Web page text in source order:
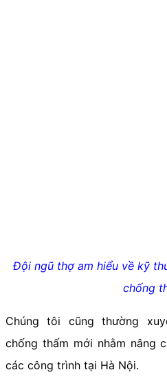
Đội ngũ thợ am hiểu về kỹ
chống
Chúng tôi cũng thường
chống thấm mới nhằm nâng
các công trình tại Hà Nội.